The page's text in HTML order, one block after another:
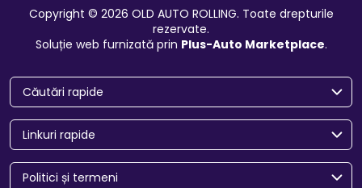
Copyright © 2026 OLD AUTO ROLLING. Toate drepturile
rezervate.
Soluție web furnizată prin Plus-Auto Marketplace.
Căutări rapide
Linkuri rapide
Politici și termeni